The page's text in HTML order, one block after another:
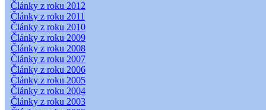
Články z roku 2012
Články z roku 2011
Články z roku 2010
Články z roku 2009
Články z roku 2008
Články z roku 2007
Články z roku 2006
Články z roku 2005
Články z roku 2004
Články z roku 2003